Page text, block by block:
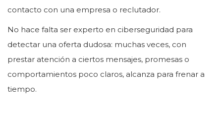
contacto con una empresa o reclutador.
No hace falta ser experto en ciberseguridad para
detectar una oferta dudosa: muchas veces, con
prestar atención a ciertos mensajes, promesas o
comportamientos poco claros, alcanza para frenar a
tiempo.